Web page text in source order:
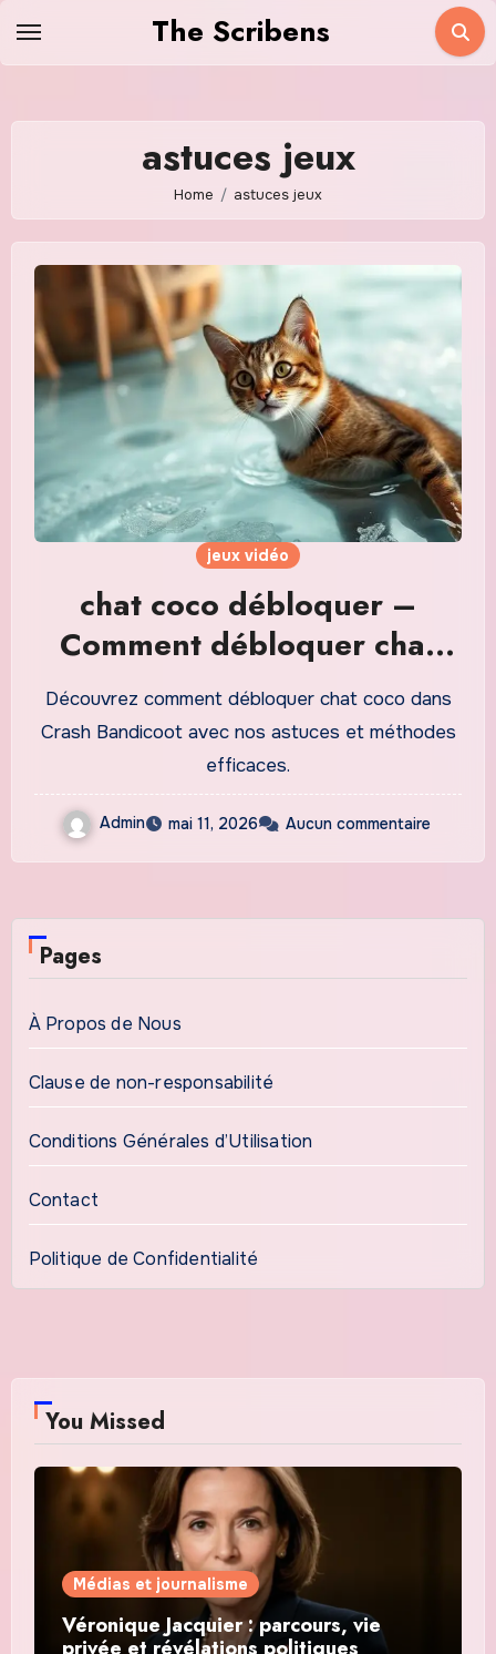
The Scribens
astuces jeux
Home astuces jeux
jeux vidéo
chat coco débloquer –
Comment débloquer chat
coco dans Crash Bandicoot
Découvrez comment débloquer chat coco dans
Crash Bandicoot avec nos astuces et méthodes
efficaces.
Admin mai 11, 2026 Aucun commentaire
Pages
À Propos de Nous
Clause de non-responsabilité
Conditions Générales d’Utilisation
Contact
Politique de Confidentialité
You Missed
Médias et journalisme
Véronique Jacquier : parcours, vie
privée et révélations politiques